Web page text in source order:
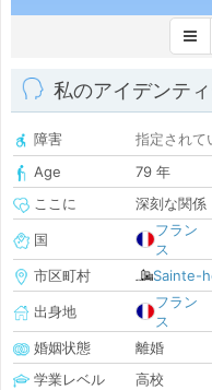
私のアイデンティ
障害
指定されて
Age
79 年
ここに
深刻な関係
国
フラン
ス
市区町村
Sainte-
出身地
フラン
ス
婚姻状態
離婚
学業レベル
高校